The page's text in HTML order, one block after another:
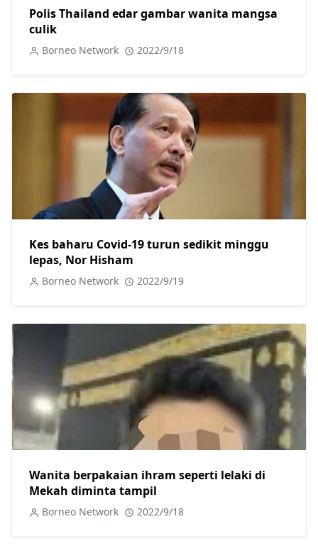
Polis Thailand edar gambar wanita mangsa
culik
Borneo Network 2022/9/18
Kes baharu Covid-19 turun sedikit minggu
lepas, Nor Hisham
Borneo Network 2022/9/19
Wanita berpakaian ihram seperti lelaki di
Mekah diminta tampil
Borneo Network 2022/9/18